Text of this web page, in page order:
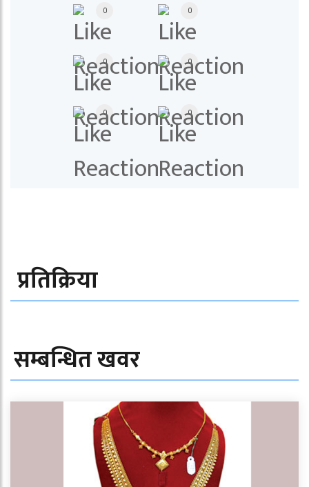
0 0
0 0
0 0
प्रतिक्रिया
सम्बन्धित खवर